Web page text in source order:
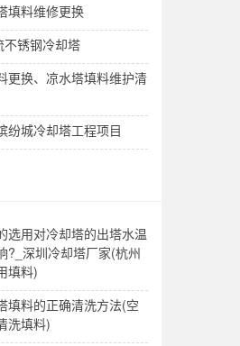
填料维修更换
锈钢冷却塔
更换、凉水塔填料维护清
纷城冷却塔工程项目
选用对冷却塔的出塔水温
?_深圳冷却塔厂家(杭州
填料)
填料的正确清洗方法(空
洗填料)